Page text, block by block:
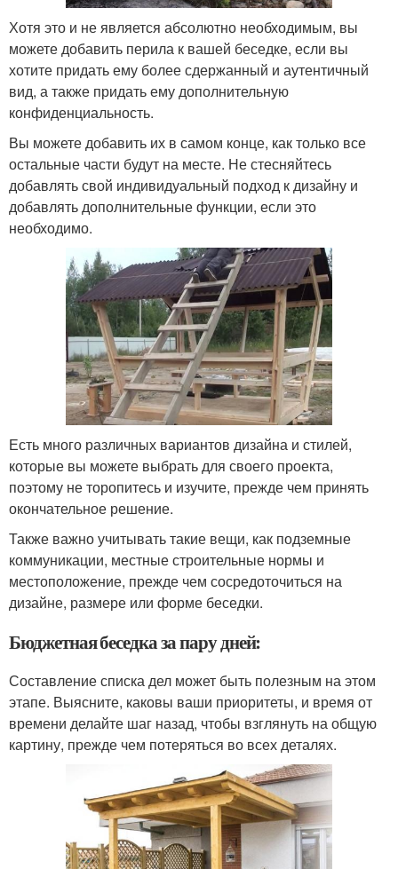
Хотя это и не является абсолютно необходимым, вы
можете добавить перила к вашей беседке, если вы
хотите придать ему более сдержанный и аутентичный
вид, а также придать ему дополнительную
конфиденциальность.
Вы можете добавить их в самом конце, как только все
остальные части будут на месте. Не стесняйтесь
добавлять свой индивидуальный подход к дизайну и
добавлять дополнительные функции, если это
необходимо.
Есть много различных вариантов дизайна и стилей,
которые вы можете выбрать для своего проекта,
поэтому не торопитесь и изучите, прежде чем принять
окончательное решение.
Также важно учитывать такие вещи, как подземные
коммуникации, местные строительные нормы и
местоположение, прежде чем сосредоточиться на
дизайне, размере или форме беседки.
Бюджетная беседка за пару дней:
Составление списка дел может быть полезным на этом
этапе. Выясните, каковы ваши приоритеты, и время от
времени делайте шаг назад, чтобы взглянуть на общую
картину, прежде чем потеряться во всех деталях.